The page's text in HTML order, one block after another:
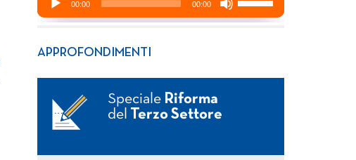
APPROFONDIMENTI
Speciale Riforma
del
Terzo Settore